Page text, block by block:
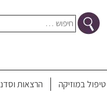
חיפוש:
טיפול במוזיקה הרצאות